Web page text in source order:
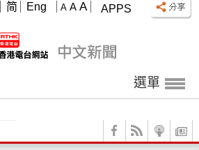
APPS
A A A
简 Eng
選單